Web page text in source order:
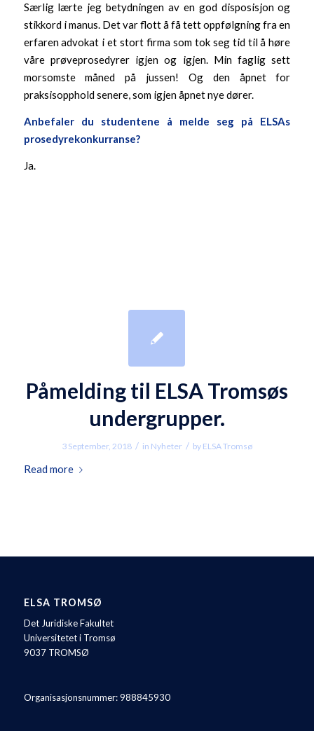
Særlig lærte jeg betydningen av en god disposisjon og
stikkord i manus. Det var flott å få tett oppfølgning fra en
erfaren advokat i et stort firma som tok seg tid til å høre
våre prøveprosedyrer igjen og igjen. Min faglig sett
morsomste måned på jussen! Og den åpnet for
praksisopphold senere, som igjen åpnet nye dører.
Anbefaler du studentene å melde seg på ELSAs
prosedyrekonkurranse?
Ja.
Påmelding til ELSA Tromsøs
undergrupper.
3 September, 2018 / in Nyheter / by ELSA Tromsø
Read more
ELSA TROMSØ
Det Juridiske Fakultet
Universitetet i Tromsø
9037 TROMSØ
Organisasjonsnummer: 988845930